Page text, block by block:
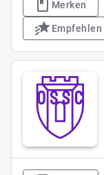
Merken
Empfehlen